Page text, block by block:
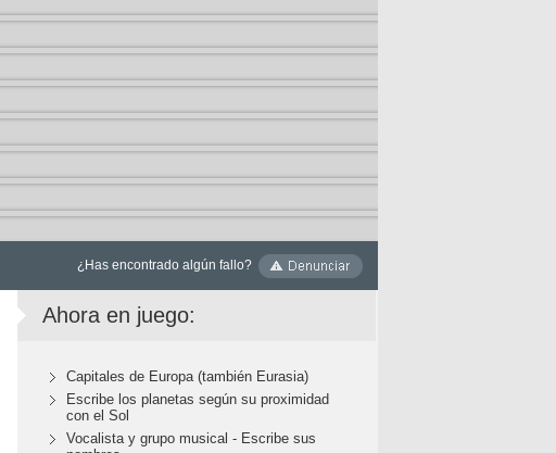
¿Has encontrado algún fallo?
Ahora en juego:
Capitales de Europa (también Eurasia)
Escribe los planetas según su proximidad
con el Sol
Vocalista y grupo musical - Escribe sus